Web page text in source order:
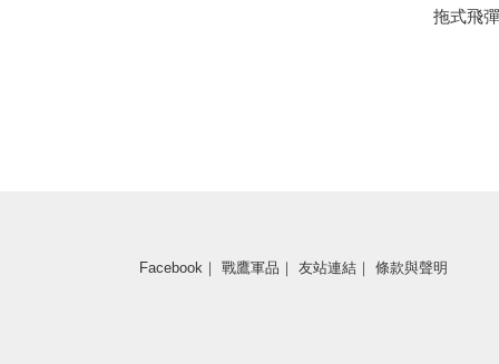
拖式飛
Facebook ｜ 戰鷹軍品 ｜ 友站連結 ｜ 條款與聲明